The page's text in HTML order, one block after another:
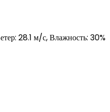
28.1 м/с, Влажность: 30%